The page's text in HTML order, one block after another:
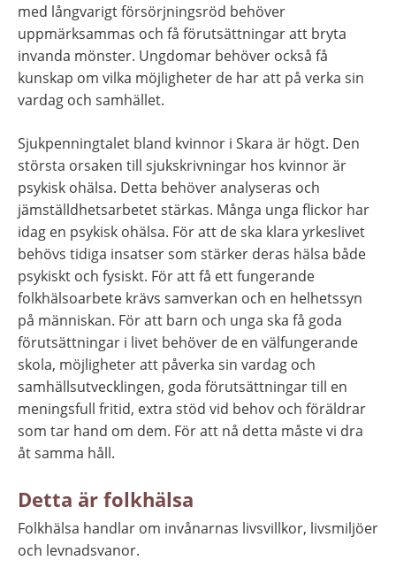
med långvarigt försörjningsröd behöver
uppmärksammas och få förutsättningar att bryta
invanda mönster. Ungdomar behöver också få
kunskap om vilka möjligheter de har att på verka sin
vardag och samhället.
Sjukpenningtalet bland kvinnor i Skara är högt. Den
största orsaken till sjukskrivningar hos kvinnor är
psykisk ohälsa. Detta behöver analyseras och
jämställdhetsarbetet stärkas. Många unga flickor har
idag en psykisk ohälsa. För att de ska klara yrkeslivet
behövs tidiga insatser som stärker deras hälsa både
psykiskt och fysiskt. För att få ett fungerande
folkhälsoarbete krävs samverkan och en helhetssyn
på människan. För att barn och unga ska få goda
förutsättningar i livet behöver de en välfungerande
skola, möjligheter att påverka sin vardag och
samhällsutvecklingen, goda förutsättningar till en
meningsfull fritid, extra stöd vid behov och föräldrar
som tar hand om dem. För att nå detta måste vi dra
åt samma håll.
Detta är folkhälsa
Folkhälsa handlar om invånarnas livsvillkor, livsmiljöer
och levnadsvanor.